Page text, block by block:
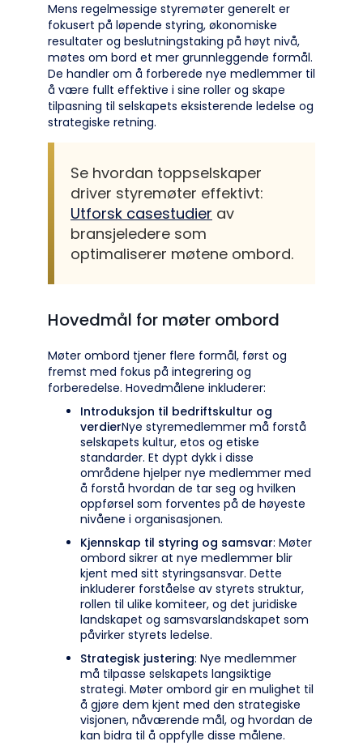
Mens regelmessige styremøter generelt er
fokusert på løpende styring, økonomiske
resultater og beslutningstaking på høyt nivå,
møtes om bord et mer grunnleggende formål.
De handler om å forberede nye medlemmer til
å være fullt effektive i sine roller og skape
tilpasning til selskapets eksisterende ledelse og
strategiske retning.
Se hvordan toppselskaper
driver styremøter effektivt:
Utforsk casestudier av
bransjeledere som
optimaliserer møtene ombord.
Hovedmål for møter ombord
Møter ombord tjener flere formål, først og
fremst med fokus på integrering og
forberedelse. Hovedmålene inkluderer:
Introduksjon til bedriftskultur og
verdierNye styremedlemmer må forstå
selskapets kultur, etos og etiske
standarder. Et dypt dykk i disse
områdene hjelper nye medlemmer med
å forstå hvordan de tar seg og hvilken
oppførsel som forventes på de høyeste
nivåene i organisasjonen.
Kjennskap til styring og samsvar: Møter
ombord sikrer at nye medlemmer blir
kjent med sitt styringsansvar. Dette
inkluderer forståelse av styrets struktur,
rollen til ulike komiteer, og det juridiske
landskapet og samsvarslandskapet som
påvirker styrets ledelse.
Strategisk justering: Nye medlemmer
må tilpasse selskapets langsiktige
strategi. Møter ombord gir en mulighet til
å gjøre dem kjent med den strategiske
visjonen, nåværende mål, og hvordan de
kan bidra til å oppfylle disse målene.